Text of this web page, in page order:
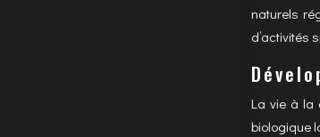
naturels
d’activités
La vie à la
biologique